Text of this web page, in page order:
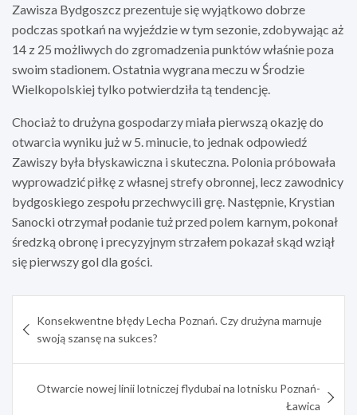
Zawisza Bydgoszcz prezentuje się wyjątkowo dobrze
podczas spotkań na wyjeździe w tym sezonie, zdobywając aż
14 z 25 możliwych do zgromadzenia punktów właśnie poza
swoim stadionem. Ostatnia wygrana meczu w Środzie
Wielkopolskiej tylko potwierdziła tą tendencję.
Chociaż to drużyna gospodarzy miała pierwszą okazję do
otwarcia wyniku już w 5. minucie, to jednak odpowiedź
Zawiszy była błyskawiczna i skuteczna. Polonia próbowała
wyprowadzić piłkę z własnej strefy obronnej, lecz zawodnicy
bydgoskiego zespołu przechwycili grę. Następnie, Krystian
Sanocki otrzymał podanie tuż przed polem karnym, pokonał
średzką obronę i precyzyjnym strzałem pokazał skąd wziął
się pierwszy gol dla gości.
wpisu
Konsekwentne błędy Lecha Poznań. Czy drużyna marnuje
swoją szansę na sukces?
Otwarcie nowej linii lotniczej flydubai na lotnisku Poznań-
Ławica